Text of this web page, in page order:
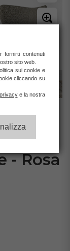
- Rosa
fornirti contenuti
sito web.
sui cookie e
cliccando su
e la nostra